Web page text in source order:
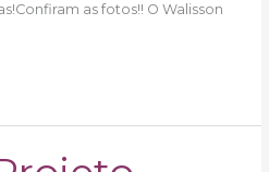
as fotos!! O Walisson